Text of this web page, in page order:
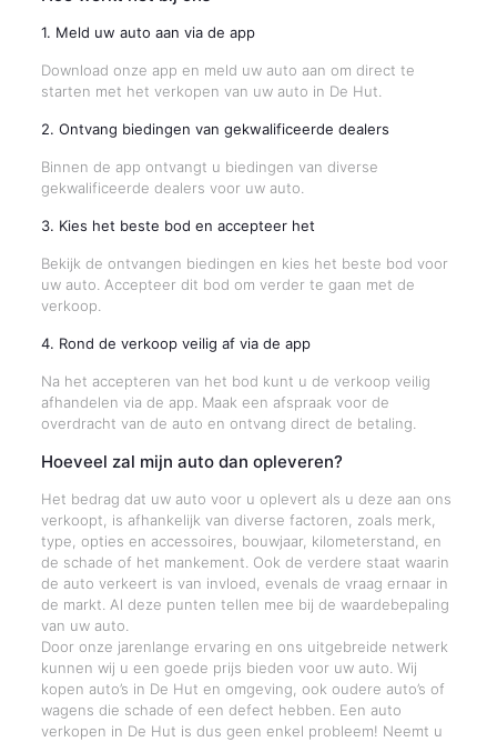
1. Meld uw auto aan via de app
Download onze app en meld uw auto aan om direct te
starten met het verkopen van uw auto in De Hut.
2. Ontvang biedingen van gekwalificeerde dealers
Binnen de app ontvangt u biedingen van diverse
gekwalificeerde dealers voor uw auto.
3. Kies het beste bod en accepteer het
Bekijk de ontvangen biedingen en kies het beste bod voor
uw auto. Accepteer dit bod om verder te gaan met de
verkoop.
4. Rond de verkoop veilig af via de app
Na het accepteren van het bod kunt u de verkoop veilig
afhandelen via de app. Maak een afspraak voor de
overdracht van de auto en ontvang direct de betaling.
Hoeveel zal mijn auto dan opleveren?
Het bedrag dat uw auto voor u oplevert als u deze aan ons
verkoopt, is afhankelijk van diverse factoren, zoals merk,
type, opties en accessoires, bouwjaar, kilometerstand, en
de schade of het mankement. Ook de verdere staat waarin
de auto verkeert is van invloed, evenals de vraag ernaar in
de markt. Al deze punten tellen mee bij de waardebepaling
van uw auto.
Door onze jarenlange ervaring en ons uitgebreide netwerk
kunnen wij u een goede prijs bieden voor uw auto. Wij
kopen auto’s in De Hut en omgeving, ook oudere auto’s of
wagens die schade of een defect hebben. Een auto
verkopen in De Hut is dus geen enkel probleem! Neemt u